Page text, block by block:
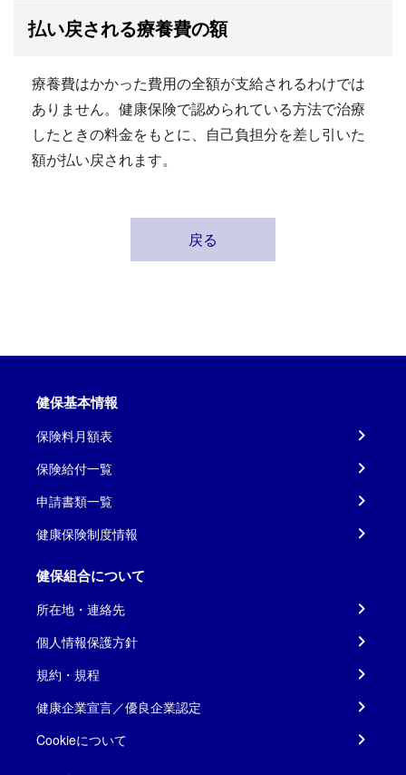
払い戻される療養費の額
療養費はかかった費用の全額が支給されるわけでは
ありません。健康保険で認められている方法で治療
したときの料金をもとに、自己負担分を差し引いた
額が払い戻されます。
戻る
健保基本情報
保険料月額表
保険給付一覧
申請書類一覧
健康保険制度情報
健保組合について
所在地・連絡先
個人情報保護方針
規約・規程
健康企業宣言／優良企業認定
Cookieについて